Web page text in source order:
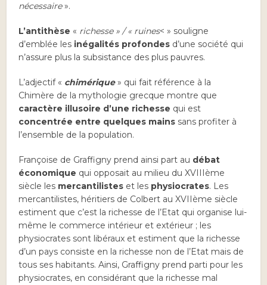
nécessaire».
L’antithèse « richesse » / « ruines< » souligne
d’emblée les inégalités profondes d’une société qui
n’assure plus la subsistance des plus pauvres.
L’adjectif « chimérique» qui fait référence à la
Chimère de la mythologie grecque montre que
caractère illusoire d’une richesse qui est
concentrée entre quelques mains sans profiter à
l’ensemble de la population.
Françoise de Graffigny prend ainsi part au débat
économique qui opposait au milieu du XVIIIème
siècle les mercantilistes et les physiocrates. Les
mercantilistes, héritiers de Colbert au XVIIème siècle
estiment que c’est la richesse de l’Etat qui organise lui-
même le commerce intérieur et extérieur ; les
physiocrates sont libéraux et estiment que la richesse
d’un pays consiste en la richesse non de l’Etat mais de
tous ses habitants. Ainsi, Graffigny prend parti pour les
physiocrates, en considérant que la richesse mal